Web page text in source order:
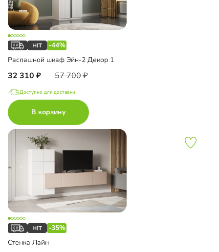
-44%
Распашной шкаф Эйн-2 Декор 1
32 310 57 700
Доступно для доставки
В корзину
-35%
Стенка Лайн